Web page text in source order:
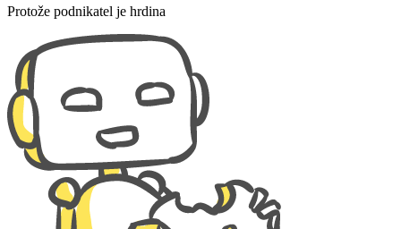
Protože podnikatel je hrdina